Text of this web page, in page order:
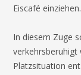
Eiscafé einziehen.
In diesem Zuge
Platzsituation